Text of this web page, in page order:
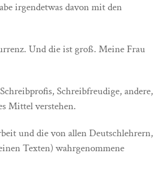
irgendetwas davon mit den
Und die ist groß. Meine Frau
Schreibfreudige, andere,
Mittel verstehen.
und die von allen Deutschlehrern,
Texten) wahrgenommene